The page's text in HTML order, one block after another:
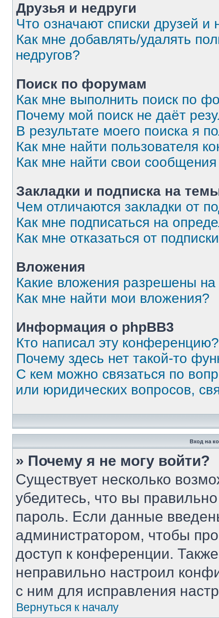
Друзья и недруги
Что означают списки друзей и
Как мне добавлять/удалять
недругов?
Поиск по форумам
Как мне выполнить поиск по
Почему мой поиск не даёт
В результате моего поиска я
Как мне найти пользователя
Как мне найти свои
Закладки и подписка на
Чем отличаются закладки от
Как мне подписаться на
Как мне отказаться от
Вложения
Какие вложения разрешены
Как мне найти мои вложения?
Информация о phpBB3
Кто написал эту конференцию?
Почему здесь нет такой-то
С кем можно связаться по
или юридических вопросов,
Вход на
» Почему я не могу войти?
Существует несколько
убедитесь, что вы
пароль. Если данные
администратором, чтобы
доступ к конференции.
неправильно настроил
с ним для исправления
Вернуться к началу